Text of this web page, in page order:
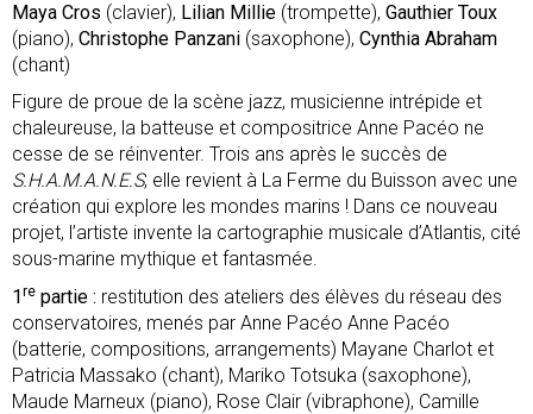
Maya Cros (clavier), Lilian Millie (trompette), Gauthier Toux
(piano), Christophe Panzani (saxophone), Cynthia Abraham
(chant)
Figure de proue de la scène jazz, musicienne intrépide et
chaleureuse, la batteuse et compositrice Anne Pacéo ne
cesse de se réinventer. Trois ans après le succès de
S.H.A.M.A.N.E.S, elle revient à La Ferme du Buisson avec une
création qui explore les mondes marins ! Dans ce nouveau
projet, l’artiste invente la cartographie musicale d’Atlantis, cité
sous-marine mythique et fantasmée.
1re partie : restitution des ateliers des élèves du réseau des
conservatoires, menés par Anne Pacéo Anne Pacéo
(batterie, compositions, arrangements) Mayane Charlot et
Patricia Massako (chant), Mariko Totsuka (saxophone),
Maude Marneux (piano), Rose Clair (vibraphone), Camille